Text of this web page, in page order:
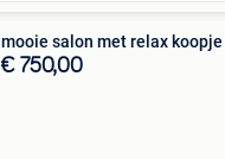
mooie salon met relax koopje
€ 750,00